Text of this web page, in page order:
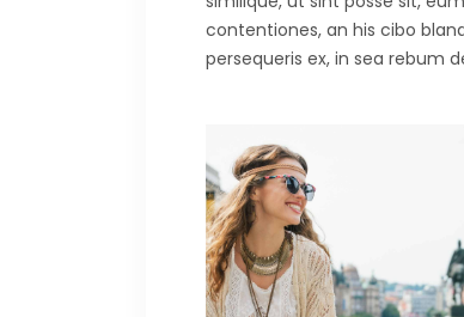
contentiones, an his cibo
persequeris ex, in sea rebum